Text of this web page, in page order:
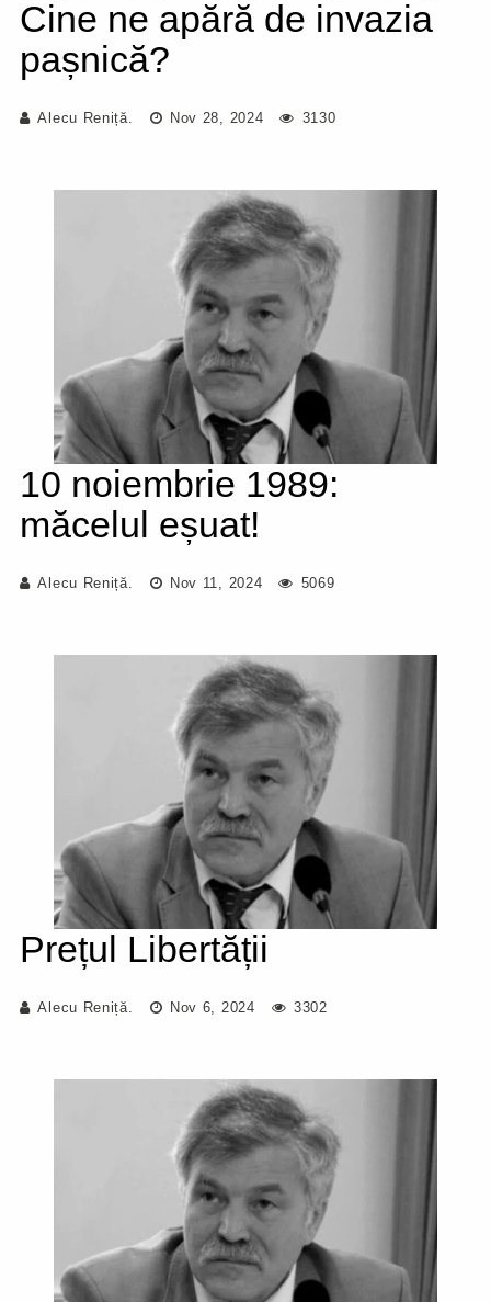
Cine ne apără de invazia
pașnică?
Alecu Reniță. Nov 28, 2024 3130
10 noiembrie 1989:
măcelul eșuat!
Alecu Reniță. Nov 11, 2024 5069
Prețul Libertății
Alecu Reniță. Nov 6, 2024 3302